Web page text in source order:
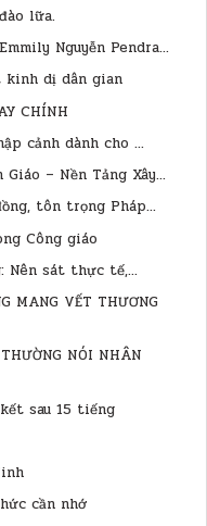
lữa.
Nguyễn Pendra...
kinh dị dân gian
CHÍNH
cảnh dành cho ...
– Nền Tảng Xây...
tôn trọng Pháp...
Công giáo
Nên sát thực tế,...
MANG VẾT THƯƠNG
NÓI NHÂN
sau 15 tiếng
cần nhớ